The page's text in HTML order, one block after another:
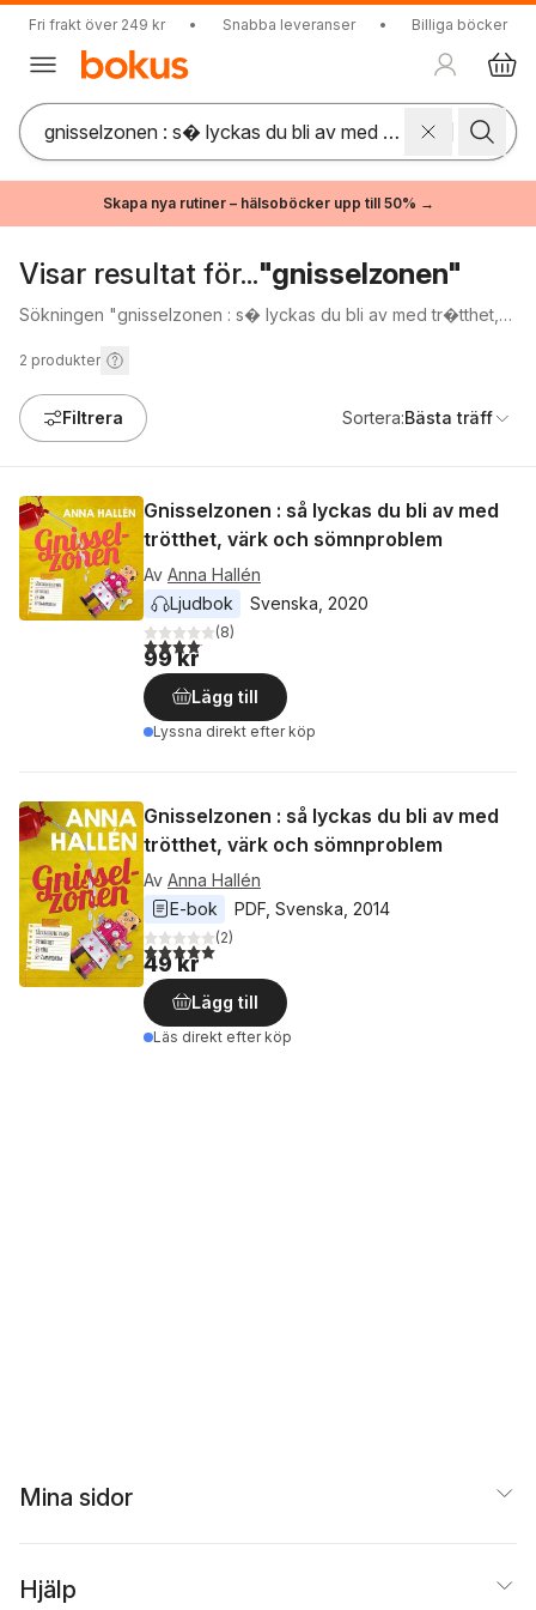
Fri frakt över 249 kr • Snabba leveranser • Billiga böcker
Skapa nya rutiner – hälsoböcker upp till 50% →
Visar resultat för..."gnisselzonen"
Sökningen "gnisselzonen : s� lyckas du bli av med tr�tthet,
2 produkter
Filtrera Sortera:Bästa träff
Gnisselzonen : så lyckas du bli av med
trötthet, värk och sömnproblem
Av Anna Hallén
Ljudbok
Svenska 2020
4,1utav 5 stjärnor. Totalt antal röster:
(8)
99 kr
Lägg till
Lyssna direkt efter köp
Gnisselzonen : så lyckas du bli av med
trötthet, värk och sömnproblem
Av Anna Hallén
E-bok
PDF Svenska 2014
5,0utav 5 stjärnor. Totalt antal röster:
(2)
49 kr
Lägg till
Läs direkt efter köp
Mina sidor
Hjälp